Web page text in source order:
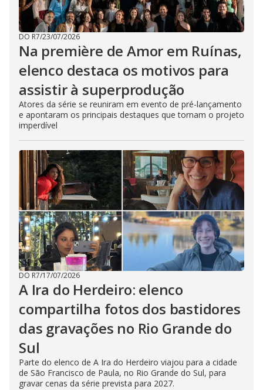
DO R7/23/07/2026
Na première de Amor em Ruínas,
elenco destaca os motivos para
assistir à superprodução
Atores da série se reuniram em evento de pré-lançamento
e apontaram os principais destaques que tornam o projeto
imperdível
DO R7/17/07/2026
A Ira do Herdeiro: elenco
compartilha fotos dos bastidores
das gravações no Rio Grande do
Sul
Parte do elenco de A Ira do Herdeiro viajou para a cidade
de São Francisco de Paula, no Rio Grande do Sul, para
gravar cenas da série prevista para 2027.